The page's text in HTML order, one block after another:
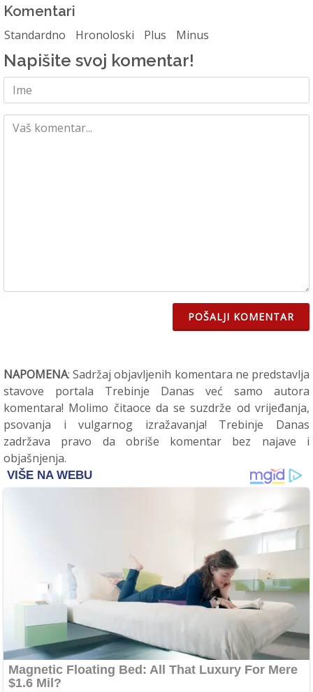
Komentari
Standardno Hronoloski Plus Minus
Napišite svoj komentar!
POŠALJI KOMENTAR
NAPOMENA: Sadržaj objavljenih komentara ne predstavlja
stavove portala Trebinje Danas već samo autora
komentara! Molimo čitaoce da se suzdrže od vrijeđanja,
psovanja i vulgarnog izražavanja! Trebinje Danas
zadržava pravo da obriše komentar bez najave i
objašnjenja.